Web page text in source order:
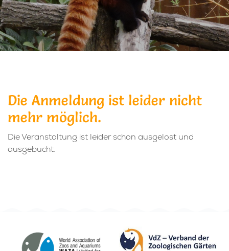
Die Anmeldung ist leider nicht
mehr möglich.
Die Veranstaltung ist leider schon ausgelost und
ausgebucht.